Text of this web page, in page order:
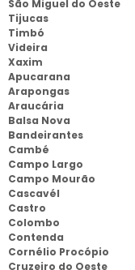
São Miguel do Oeste
Tijucas
Timbó
Videira
Xaxim
Apucarana
Arapongas
Araucária
Balsa Nova
Bandeirantes
Cambé
Campo Largo
Campo Mourão
Cascavél
Castro
Colombo
Contenda
Cornélio Procópio
Cruzeiro do Oeste